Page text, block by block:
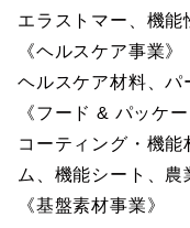
エラストマー、機
《ヘルスケア事業》
ヘルスケア材料、
《フード & パッケ
コーティング・機
ム、機能シート、農
《基盤素材事業》